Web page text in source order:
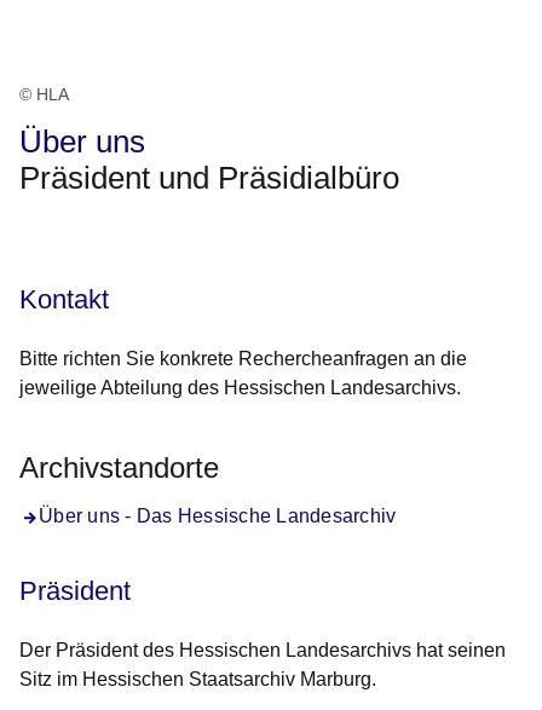
© HLA
Über uns
Präsident und Präsidialbüro
Kontakt
Bitte richten Sie konkrete Rechercheanfragen an die
jeweilige Abteilung des Hessischen Landesarchivs.
Archivstandorte
Über uns - Das Hessische Landesarchiv
Präsident
Der Präsident des Hessischen Landesarchivs hat seinen
Sitz im Hessischen Staatsarchiv Marburg.